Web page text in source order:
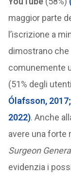
maggior parte
l’iscrizione a
dimostrano
comunemente
(51% degli
Ólafsson,
2022). Anche
avere una forte
Surgeon
evidenzia i